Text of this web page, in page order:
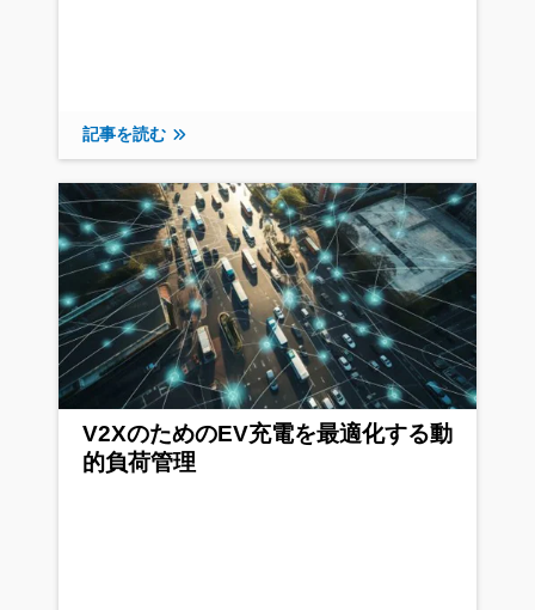
記事を読む
V2XのためのEV充電を最適化する動
的負荷管理